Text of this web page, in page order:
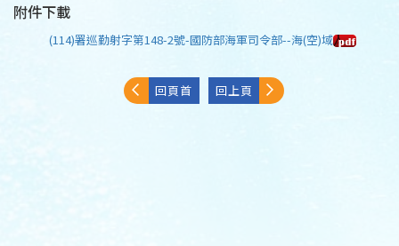
附件下載
(114)署巡勤射字第148-2號-國防部海軍司令部--海(空)域
回頁首 回上頁